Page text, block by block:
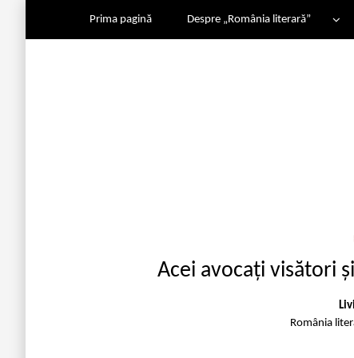
Prima pagină Despre „România literară”
Acei avocați visători
România